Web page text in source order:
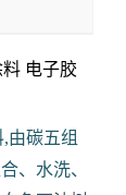
电子胶
由碳五组
、水洗、